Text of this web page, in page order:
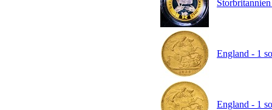
England - 1
England - 1